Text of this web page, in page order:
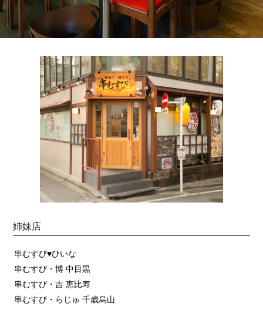
姉妹店
串むすび♥ひいな
串むすび・博 中目黒
串むすび・吉 恵比寿
串むすび・らじゅ 千歳烏山